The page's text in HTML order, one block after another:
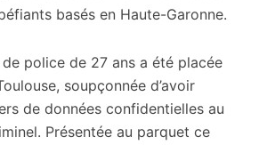
basés en Haute-Garonne.
police de 27 ans a été placée
soupçonnée d’avoir
de données confidentielles au
Présentée au parquet ce